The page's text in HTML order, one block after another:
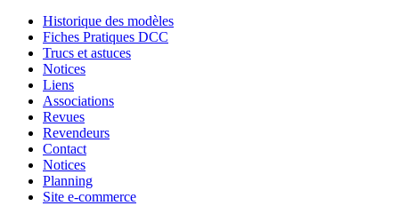
Historique des modèles
Fiches Pratiques DCC
Trucs et astuces
Notices
Liens
Associations
Revues
Revendeurs
Contact
Notices
Planning
Site e-commerce